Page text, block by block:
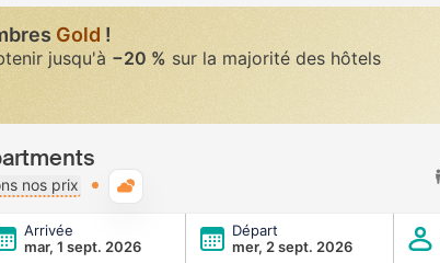
Gold!
jusqu'à −20 % sur la majorité des hôtels
nos prix
Arrivée
mar, 1 sept. 2026
Départ
mer, 2 sept. 2026